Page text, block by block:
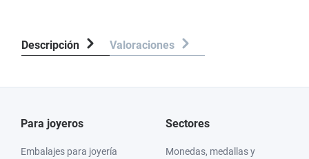
Descripción Valoraciones
Para joyeros
Embalajes para joyería
Sectores
Monedas, medallas y